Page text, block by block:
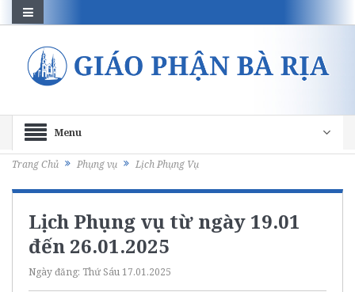
Menu
Trang Chủ Phụng vụ Lịch Phụng Vụ
Lịch Phụng vụ từ ngày 19.01
đến 26.01.2025
Ngày đăng: Thứ Sáu 17.01.2025